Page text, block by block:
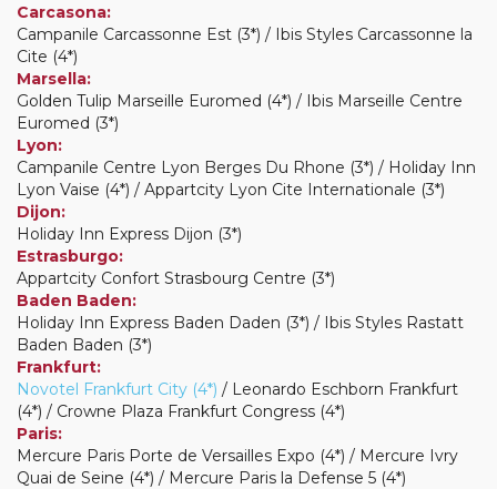
Carcasona:
Campanile Carcassonne Est (3*) / Ibis Styles Carcassonne la
Cite (4*)
Marsella:
Golden Tulip Marseille Euromed (4*) / Ibis Marseille Centre
Euromed (3*)
Lyon:
Campanile Centre Lyon Berges Du Rhone (3*) / Holiday Inn
Lyon Vaise (4*) / Appartcity Lyon Cite Internationale (3*)
Dijon:
Holiday Inn Express Dijon (3*)
Estrasburgo:
Appartcity Confort Strasbourg Centre (3*)
Baden Baden:
Holiday Inn Express Baden Daden (3*) / Ibis Styles Rastatt
Baden Baden (3*)
Frankfurt:
Novotel Frankfurt City (4*) / Leonardo Eschborn Frankfurt
(4*) / Crowne Plaza Frankfurt Congress (4*)
Paris:
Mercure Paris Porte de Versailles Expo (4*) / Mercure Ivry
Quai de Seine (4*) / Mercure Paris la Defense 5 (4*)